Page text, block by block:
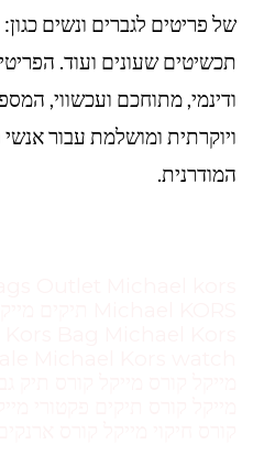
של פריטים לגברים ונשים
תכשיטים שעונים ועוד.
ודינמי, מתוחכם ועכשווי,
ויוקרתית ומושלמת עבור אנשי
המודרנית.